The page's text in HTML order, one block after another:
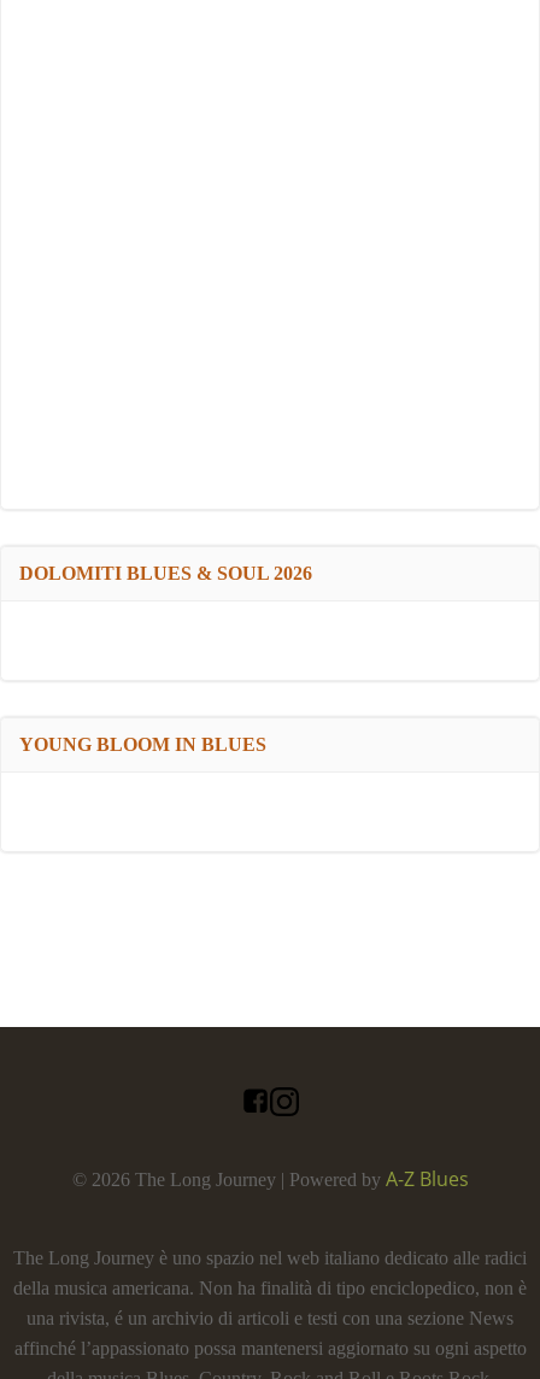
DOLOMITI BLUES & SOUL 2026
YOUNG BLOOM IN BLUES
© 2026 The Long Journey | Powered by A-Z Blues
The Long Journey è uno spazio nel web italiano dedicato alle radici
della musica americana. Non ha finalità di tipo enciclopedico, non è
una rivista, é un archivio di articoli e testi con una sezione News
affinché l’appassionato possa mantenersi aggiornato su ogni aspetto